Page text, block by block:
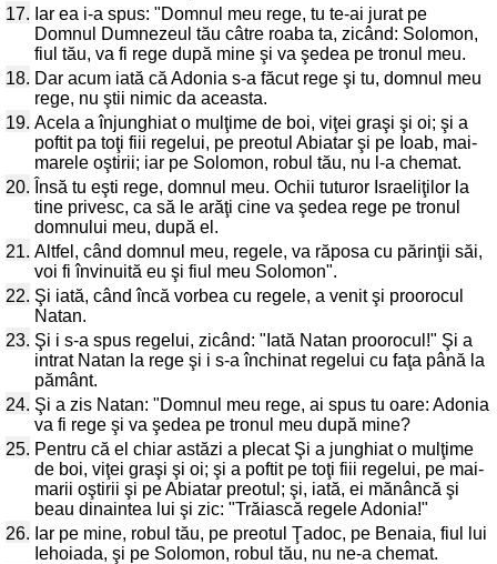
17. Iar ea i-a spus: "Domnul meu rege, tu te-ai jurat pe
Domnul Dumnezeul tău câtre roaba ta, zicând: Solomon,
fiul tău, va fi rege după mine şi va şedea pe tronul meu.
18. Dar acum iată că Adonia s-a făcut rege şi tu, domnul meu
rege, nu ştii nimic da aceasta.
19. Acela a înjunghiat o mulţime de boi, viţei graşi şi oi; şi a
poftit pa toţi fiii regelui, pe preotul Abiatar şi pe Ioab, mai-
marele oştirii; iar pe Solomon, robul tău, nu l-a chemat.
20. Însă tu eşti rege, domnul meu. Ochii tuturor Israeliţilor la
tine privesc, ca să le arăţi cine va şedea rege pe tronul
domnului meu, după el.
21. Altfel, când domnul meu, regele, va răposa cu părinţii săi,
voi fi învinuită eu şi fiul meu Solomon".
22. Şi iată, când încă vorbea cu regele, a venit şi proorocul
Natan.
23. Şi i s-a spus regelui, zicând: "Iată Natan proorocul!" Şi a
intrat Natan la rege şi i s-a închinat regelui cu faţa până la
pământ.
24. Şi a zis Natan: "Domnul meu rege, ai spus tu oare: Adonia
va fi rege şi va şedea pe tronul meu după mine?
25. Pentru că el chiar astăzi a plecat Şi a junghiat o mulţime
de boi, viţei graşi şi oi; şi a poftit pe toţi fiii regelui, pe mai-
marii oştirii şi pe Abiatar preotul; şi, iată, ei mănâncă şi
beau dinaintea lui şi zic: "Trăiască regele Adonia!"
26. Iar pe mine, robul tău, pe preotul Ţadoc, pe Benaia, fiul lui
Iehoiada, şi pe Solomon, robul tău, nu ne-a chemat.